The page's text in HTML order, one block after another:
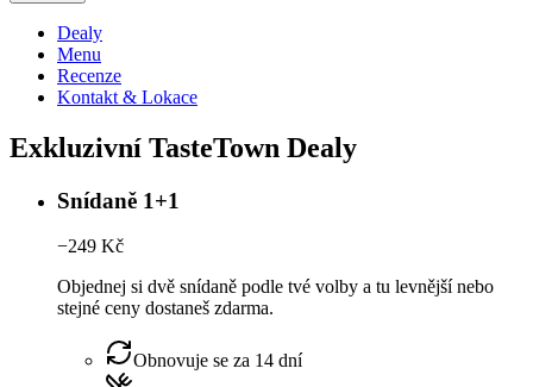
Dealy
Menu
Recenze
Kontakt & Lokace
Exkluzivní TasteTown Dealy
Snídaně 1+1
−249 Kč
Objednej si dvě snídaně podle tvé volby a tu levnější nebo
stejné ceny dostaneš zdarma.
Obnovuje se za 14 dní